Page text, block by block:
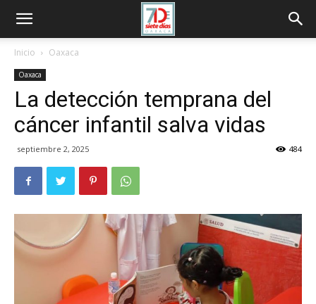
Inicio Oaxaca
Oaxaca
La detección temprana del
cáncer infantil salva vidas
septiembre 2, 2025 484